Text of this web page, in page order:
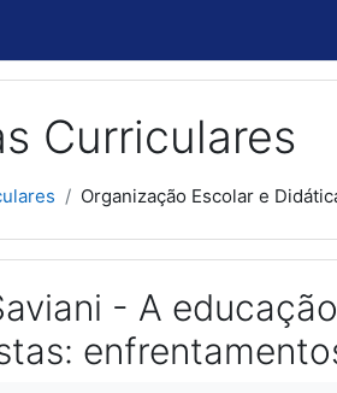
Curriculares
Organização Escolar e
- A